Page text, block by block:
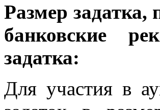
Размер задатка,
банковские
задатка:
Для участия в